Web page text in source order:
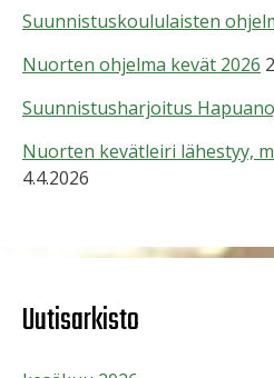
Suunnistuskoululaisten
Nuorten ohjelma kevät 2026
Suunnistusharjoitus
Nuorten kevätleiri lähestyy,
4.4.2026
Uutisarkisto